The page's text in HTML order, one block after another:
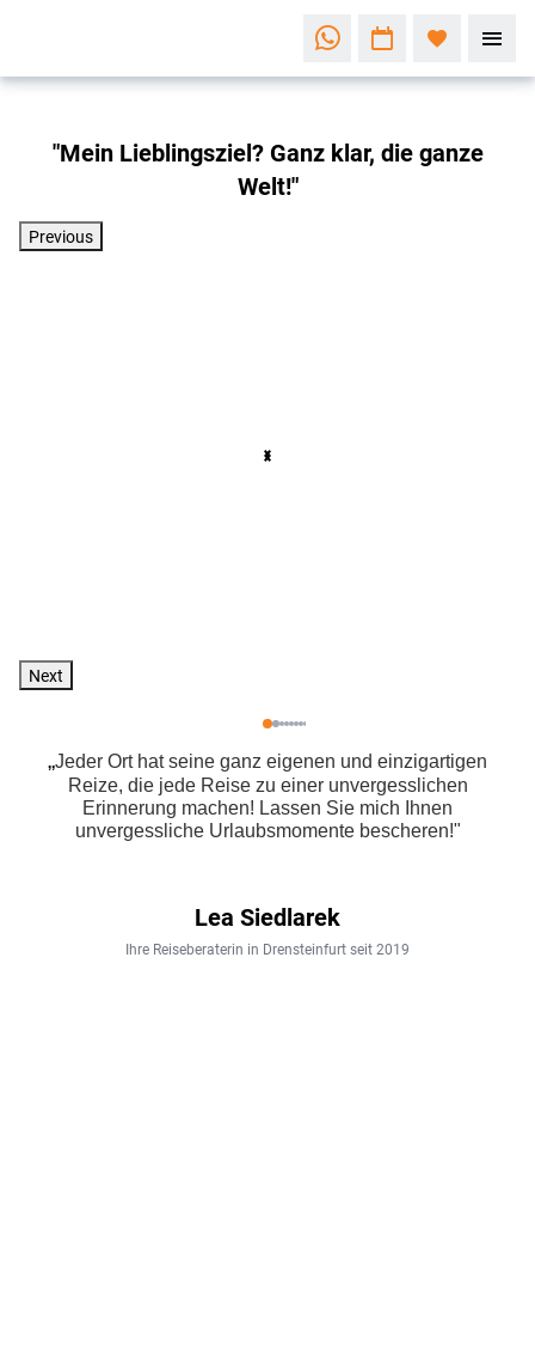
"Mein Lieblingsziel? Ganz klar, die ganze
Welt!"
Previous
Next
„Jeder Ort hat seine ganz eigenen und einzigartigen
Reize, die jede Reise zu einer unvergesslichen
Erinnerung machen! Lassen Sie mich Ihnen
unvergessliche Urlaubsmomente bescheren!"
Lea Siedlarek
Ihre Reiseberaterin in Drensteinfurt seit 2019